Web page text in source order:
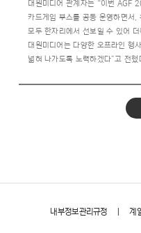
대원미디어 관계자는 “이번 AGF
카드게임 부스를 공동 운영하면서,
모두 한자리에서 선보일 수 있어
대원미디어는 다양한 오프라인 행
넓혀 나가도록 노력하겠다”고 전했
내부정보관리규정 |계